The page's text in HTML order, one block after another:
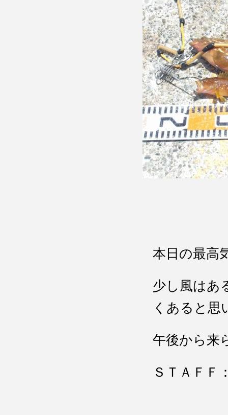
本日の最高
少し風はあ
くあると思
午後から来
ＳＴＡＦＦ